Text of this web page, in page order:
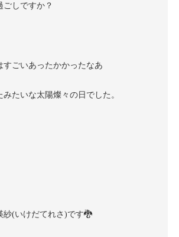
ごしですか？
すごいあったかかったなあ
たいな太陽燦々の日でした。
紗(いけだてれさ)です🐉